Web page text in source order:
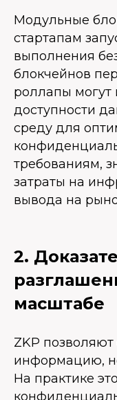
Модульные
стартапам
выполнения
блокчейнов
роллапы могут
доступности
среду для
требованиям,
затраты на
вывода на
2.
масштабе
ZKP позволяют
информацию,
На практике